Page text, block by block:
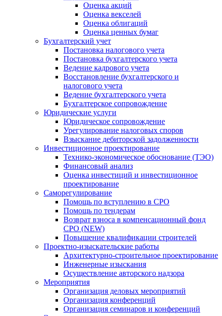
Оценка акций
Оценка векселей
Оценка облигаций
Оценка ценных бумаг
Бухгалтерский учет
Постановка налогового учета
Постановка бухгалтерского учета
Ведение кадрового учета
Восстановление бухгалтерского и
налогового учета
Ведение бухгалтерского учета
Бухгалтерское сопровождение
Юридические услуги
Юридическое сопровождение
Урегулирование налоговых споров
Взыскание дебиторской задолженности
Инвестиционное проектирование
Технико-экономическое обоснование (ТЭО)
Финансовый анализ
Оценка инвестиций и инвестиционное
проектирование
Саморегулирование
Помощь по вступлению в СРО
Помощь по тендерам
Возврат взноса в компенсационный фонд
СРО (NEW)
Повышение квалификации строителей
Проектно-изыскательские работы
Архитектурно-строительное проектирование
Инженерные изыскания
Осуществление авторского надзора
Мероприятия
Организация деловых мероприятий
Организация конференций
Организация семинаров и конференций